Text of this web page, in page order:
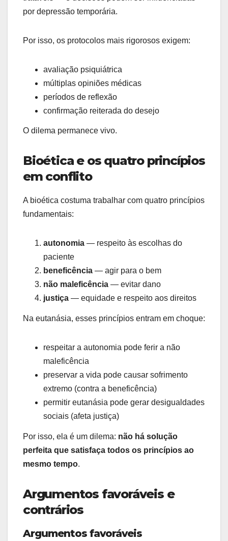
por depressão temporária.
Por isso, os protocolos mais rigorosos exigem:
avaliação psiquiátrica
múltiplas opiniões médicas
períodos de reflexão
confirmação reiterada do desejo
O dilema permanece vivo.
Bioética e os quatro princípios
em conflito
A bioética costuma trabalhar com quatro princípios
fundamentais:
autonomia — respeito às escolhas do
paciente
beneficência — agir para o bem
não maleficência — evitar dano
justiça — equidade e respeito aos direitos
Na eutanásia, esses princípios entram em choque:
respeitar a autonomia pode ferir a não
maleficência
preservar a vida pode causar sofrimento
extremo (contra a beneficência)
permitir eutanásia pode gerar desigualdades
sociais (afeta justiça)
Por isso, ela é um dilema: não há solução
perfeita que satisfaça todos os princípios ao
mesmo tempo.
Argumentos favoráveis e
contrários
Argumentos favoráveis